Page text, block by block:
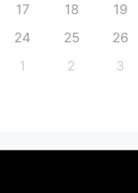
17 18 19
24 25 26
1 2 3